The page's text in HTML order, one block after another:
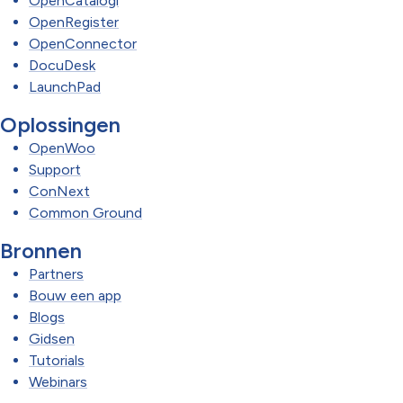
OpenRegister
OpenConnector
DocuDesk
LaunchPad
Oplossingen
OpenWoo
Support
ConNext
Common Ground
Bronnen
Partners
Bouw een app
Blogs
Gidsen
Tutorials
Webinars